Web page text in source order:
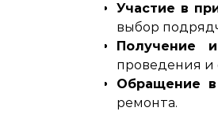
Участие в
выбор
Получение
проведения и
Обращение
ремонта.